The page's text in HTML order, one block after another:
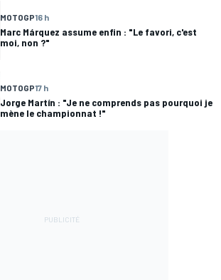
MOTOGP16 h
Marc Márquez assume enfin : "Le favori, c'est
moi, non ?"
MOTOGP17 h
Jorge Martín : "Je ne comprends pas pourquoi je
mène le championnat !"